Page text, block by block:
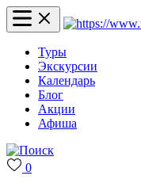
Туры
Экскурсии
Календарь
Блог
Акции
Афиша
0